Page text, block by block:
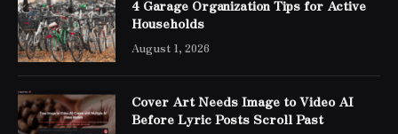
4 Garage Organization Tips for Active
Households
August 1, 2026
Cover Art Needs Image to Video AI
Before Lyric Posts Scroll Past